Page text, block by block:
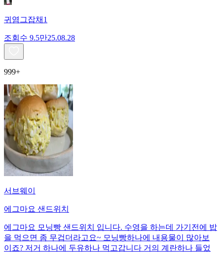
귀염그잡채1
조회수 9.5만25.08.28
999+
서브웨이
에그마요 샌드위치
에그마요 모닝빵 샌드위치 입니다. 수영을 하는데 가기전에 밥
을 먹으면 좀 무겁더라고요~ 모닝빵하나에 내용물이 많아보
이죠? 저거 하나에 두유하나 먹고갑니다 거의 계란하나 들었